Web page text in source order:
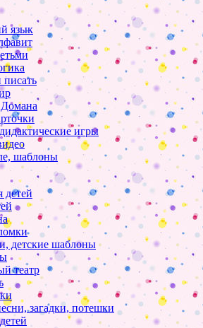
язык
писать
игры
шаблоны
детей
детские шаблоны
театр
загадки, потешки